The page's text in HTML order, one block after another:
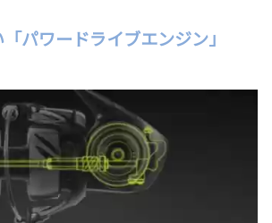
パワードライブエンジン」